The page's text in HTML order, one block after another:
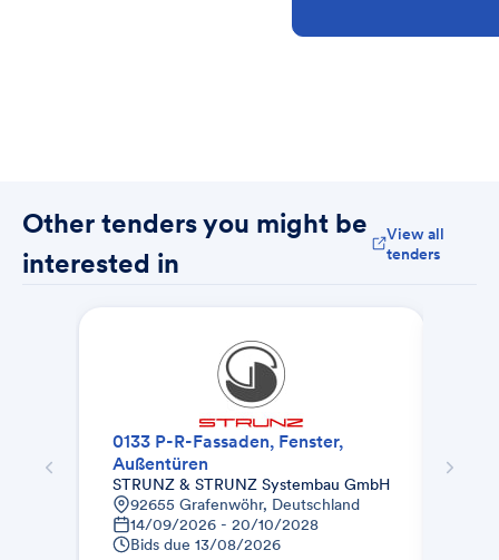
Other tenders you might be
interested in
View all
tenders
0133 P-R-Fassaden, Fenster,
Außentüren
STRUNZ & STRUNZ Systembau GmbH
92655 Grafenwöhr, Deutschland
14/09/2026 - 20/10/2028
Bids due 13/08/2026